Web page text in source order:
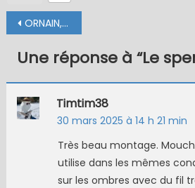
Navigation
de
l’article
ORNAIN, magie d’une rivière
Une réponse à “Le
Timtim38
30 mars 2025 à 14 h 21 min
Très beau montage.
utilise dans les mêmes
sur les ombres avec du fil